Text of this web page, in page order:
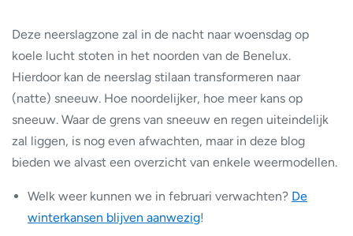
Deze neerslagzone zal in de nacht naar woensdag op
koele lucht stoten in het noorden van de Benelux.
Hierdoor kan de neerslag stilaan transformeren naar
(natte) sneeuw. Hoe noordelijker, hoe meer kans op
sneeuw. Waar de grens van sneeuw en regen uiteindelijk
zal liggen, is nog even afwachten, maar in deze blog
bieden we alvast een overzicht van enkele weermodellen.
Welk weer kunnen we in februari verwachten? De
winterkansen blijven aanwezig!